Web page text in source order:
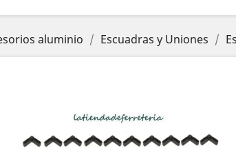
aluminio Escuadras y Uniones